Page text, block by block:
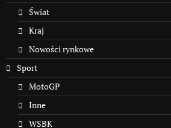
Świat
Kraj
Nowości rynkowe
Sport
MotoGP
Inne
WSBK